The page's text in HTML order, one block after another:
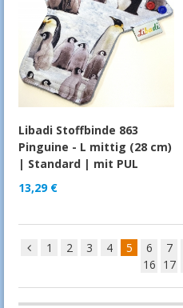
Libadi Stoffbinde 863
Pinguine - L mittig (28 cm)
| Standard | mit PUL
13,29 €
1 2 3 4 5 6 7
16 17